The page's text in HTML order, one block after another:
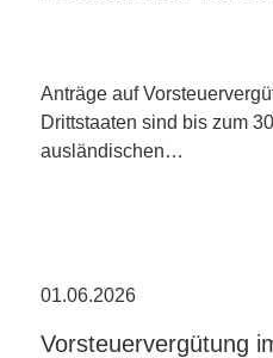
Anträge auf
Drittstaaten sind bis zum
ausländischen…
01.06.2026
Vorsteuervergütung